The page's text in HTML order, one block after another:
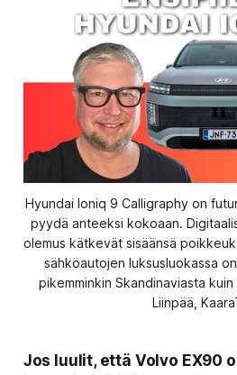
Hyundai Ioniq 9 Calligraphy on
pyydä anteeksi kokoaan.
olemus kätkevät sisäänsä
sähköautojen luksusluokassa
pikemminkin Skandinaviasta
Liinpää,
Jos luulit, että Volvo EX90